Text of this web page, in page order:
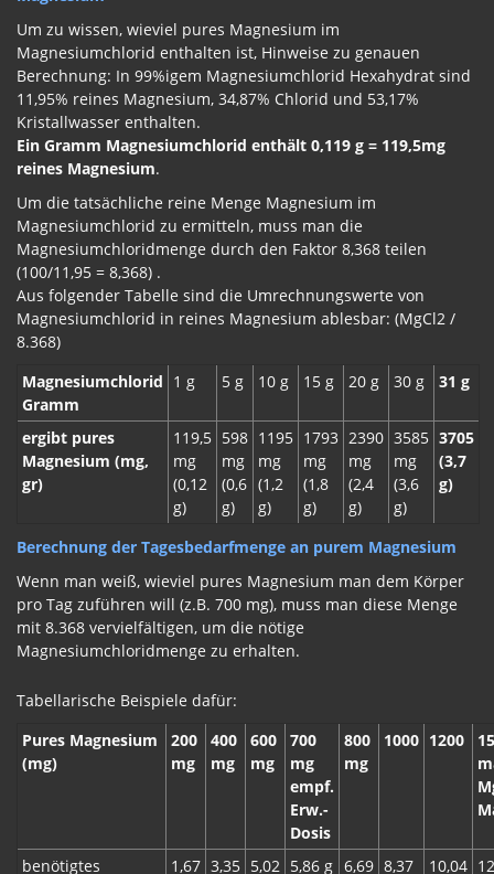
Um zu wissen, wieviel pures Magnesium im
Magnesiumchlorid enthalten ist, Hinweise zu genauen
Berechnung: In 99%igem Magnesiumchlorid Hexahydrat sind
11,95% reines Magnesium, 34,87% Chlorid und 53,17%
Kristallwasser enthalten.
Ein Gramm Magnesiumchlorid enthält 0,119 g = 119,5mg
reines Magnesium.
Um die tatsächliche reine Menge Magnesium im
Magnesiumchlorid zu ermitteln, muss man die
Magnesiumchloridmenge durch den Faktor 8,368 teilen
(100/11,95 = 8,368) .
Aus folgender Tabelle sind die Umrechnungswerte von
Magnesiumchlorid in reines Magnesium ablesbar: (MgCl2 /
8.368)
Magnesiumchlorid
Gramm
1 g 5 g 10 g 15 g 20 g 30 g 31 g
ergibt pures
Magnesium (mg,
gr)
119,5
mg
(0,12
g)
598
mg
(0,6
g)
1195
mg
(1,2
g)
1793
mg
(1,8
g)
2390
mg
(2,4
g)
3585
mg
(3,6
g)
3705
(3,7
g)
Berechnung der Tagesbedarfmenge an purem Magnesium
Wenn man weiß, wieviel pures Magnesium man dem Körper
pro Tag zuführen will (z.B. 700 mg), muss man diese Menge
mit 8.368 vervielfältigen, um die nötige
Magnesiumchloridmenge zu erhalten.
Tabellarische Beispiele dafür:
Pures Magnesium
(mg)
200
mg
400
mg
600
mg
700
mg
empf.
Erw.-
Dosis
800
mg
1000 1200
benötigtes
1,67 3,35 5,02 5,86 g 6,69 8,37
10,04